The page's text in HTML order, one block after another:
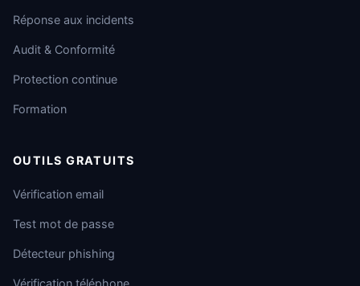
Réponse aux incidents
Audit & Conformité
Protection continue
Formation
OUTILS GRATUITS
Vérification email
Test mot de passe
Détecteur phishing
Vérification téléphone